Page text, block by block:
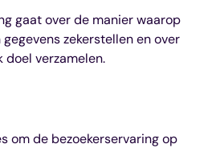
gaat over de manier waarop
zekerstellen en over
doel verzamelen.
om de bezoekerservaring op